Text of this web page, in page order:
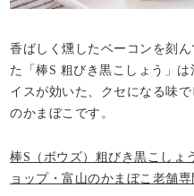
香ばしく燻したベーコンを刻
た「棒S 粗びき黒こしょう」
イスが効いた、クセになる味
のかまぼこです。
棒S（ボウズ）粗びき黒こしょ
ョップ・富山のかまぼこ老舗